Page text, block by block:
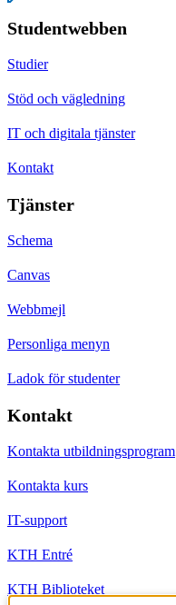
Studentwebben
Studier
Stöd och vägledning
IT och digitala tjänster
Kontakt
Tjänster
Schema
Canvas
Webbmejl
Personliga menyn
Ladok för studenter
Kontakt
Kontakta utbildningsprogram
Kontakta kurs
IT-support
KTH Entré
KTH Biblioteket